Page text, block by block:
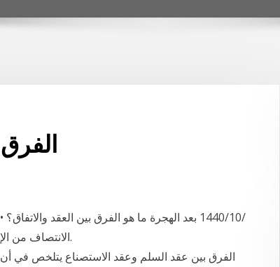
الانتصاف من الإخلال بالعقد وخرق الاتفاق هي طريقة مختلفة جدا.
الفرق بين عقد السلم وعقد الاستصناع يتلخص